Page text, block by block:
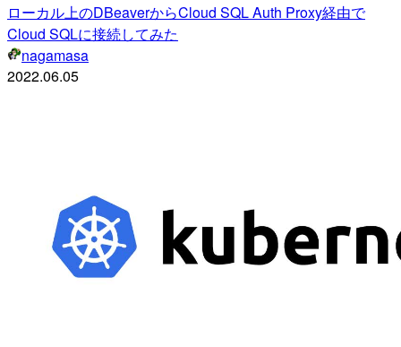
ローカル上のDBeaverからCloud SQL Auth Proxy経由で
Cloud SQLに接続してみた
nagamasa
2022.06.05